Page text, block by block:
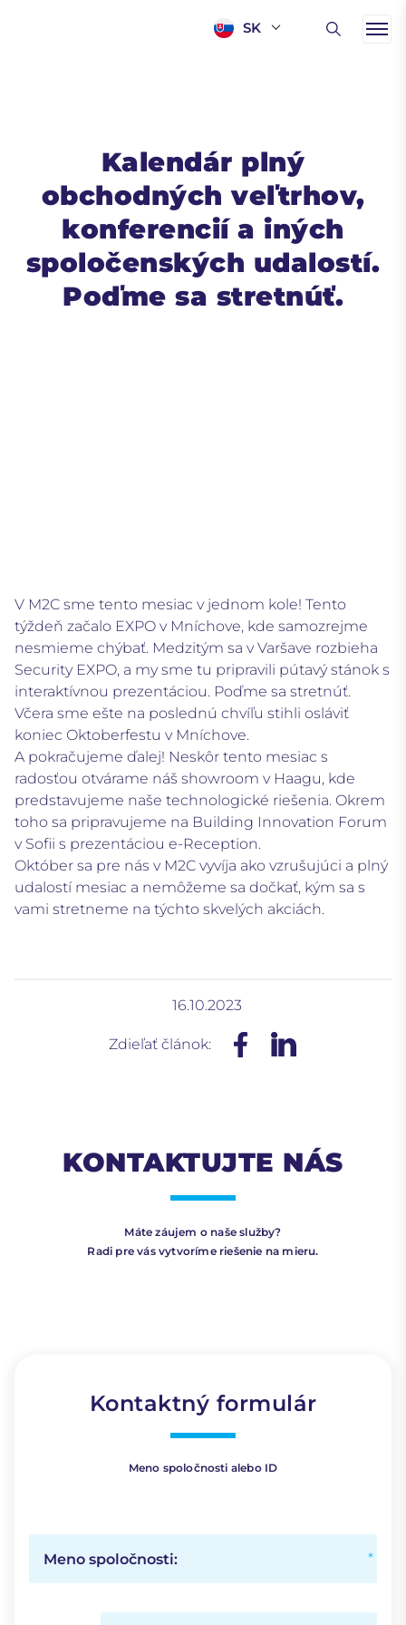
SK
Kalendár plný
obchodných veľtrhov,
konferencií a iných
spoločenských udalostí.
Poďme sa stretnúť.
V M2C sme tento mesiac v jednom kole! Tento
týždeň začalo EXPO v Mníchove, kde samozrejme
nesmieme chýbať. Medzitým sa v Varšave rozbieha
Security EXPO, a my sme tu pripravili pútavý stánok s
interaktívnou prezentáciou. Poďme sa stretnúť.
Včera sme ešte na poslednú chvíľu stihli osláviť
koniec Oktoberfestu v Mníchove.
A pokračujeme ďalej! Neskôr tento mesiac s
radosťou otvárame náš showroom v Haagu, kde
predstavujeme naše technologické riešenia. Okrem
toho sa pripravujeme na Building Innovation Forum
v Sofii s prezentáciou e-Reception.
Október sa pre nás v M2C vyvíja ako vzrušujúci a plný
udalostí mesiac a nemôžeme sa dočkať, kým sa s
vami stretneme na týchto skvelých akciách.
16.10.2023
Zdieľať článok:
KONTAKTUJTE NÁS
Máte záujem o naše služby?
Radi pre vás vytvoríme riešenie na mieru.
Kontaktný formulár
Meno spoločnosti alebo ID
Meno spoločnosti: